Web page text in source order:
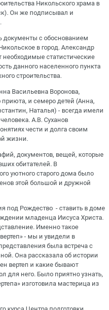
Никольского храма в
Он же подписывал и
документы с обоснованием
в город. Александр
необходимые статистические
данного населенного пункта
строительства.
Васильевна Воронова,
приюта, и семеро детей (Анна,
Наталья) - всегда имели
А.В. Суханов
чести и долга своим
жизни.
документов, вещей, которые
обитателей. В
уютного старого дома было
этой большой и дружной
под Рождество - ставить в доме
младенца Иисуса Христа.
Именно такое
- мы и увидели в
была встреча с
Она рассказала об истории
вертеп и какие бывают
для него. Было приятно узнать,
изготовила мастерица из